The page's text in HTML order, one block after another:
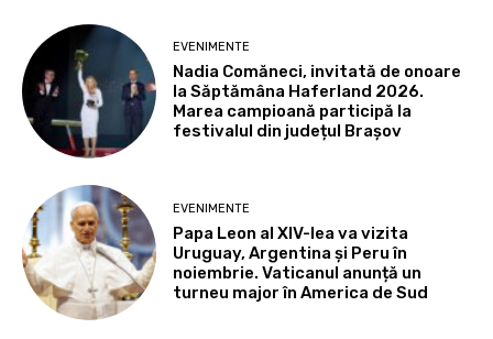
EVENIMENTE
Nadia Comăneci, invitată de onoare
la Săptămâna Haferland 2026.
Marea campioană participă la
festivalul din județul Brașov
EVENIMENTE
Papa Leon al XIV-lea va vizita
Uruguay, Argentina și Peru în
noiembrie. Vaticanul anunță un
turneu major în America de Sud